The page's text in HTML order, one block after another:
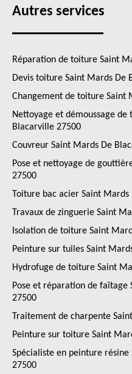
Autres services
Réparation de toiture Saint
Devis toiture Saint Mards De
Changement de toiture Saint
Nettoyage et démoussage
Blacarville 27500
Couvreur Saint Mards De
Pose et nettoyage de
27500
Toiture bac acier Saint
Travaux de zinguerie Saint
Isolation de toiture Saint
Peinture sur tuiles Saint
Hydrofuge de toiture Saint
Pose et réparation de
27500
Traitement de charpente
Peinture sur toiture Saint
Spécialiste en peinture
27500